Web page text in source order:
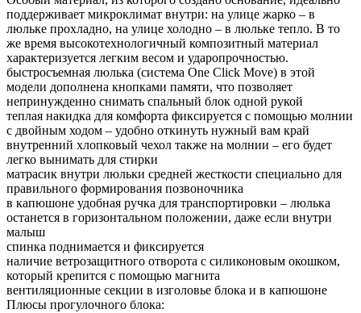
поддерживает микроклимат внутри: на улице жарко – в
люльке прохладно, на улице холодно – в люльке тепло. В то
же время высокотехнологичный композитный материал
характеризуется легким весом и ударопрочностью.
быстросъемная люлька (система One Click Move) в этой
модели дополнена кнопками памяти, что позволяет
непринужденно снимать спальный блок одной рукой
теплая накидка для комфорта фиксируется с помощью молнии
с двойным ходом – удобно откинуть нужный вам край
внутренний хлопковый чехол также на молнии – его будет
легко вынимать для стирки
матрасик внутри люльки средней жесткости специально для
правильного формирования позвоночника
в капюшоне удобная ручка для транспортировки – люлька
останется в горизонтальном положении, даже если внутри
малыш
спинка поднимается и фиксируется
наличие ветрозащитного отворота с силиконовым окошком,
который крепится с помощью магнита
вентиляционные секции в изголовье блока и в капюшоне
Плюсы прогулочного блока: